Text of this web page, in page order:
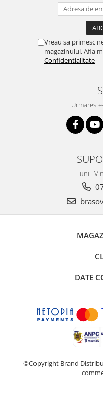
Tehnica si mobilier pentru
Laminatoare
Folii laminare
Calculatoare de birou
Distrugatoare documente
Scaune, birouri si produse
Masini de legat, indosariat
Cafea, ceai, zahar, lapte
Decor si interior
Seturi si accesorii pentru
Rucsacuri si articole de
Rucsacuri
Trollere, genti si accesorii
Vreau sa primesc
magazinului. Afla
Confidentialitate
Luni -
DATE
©Copyright Brand